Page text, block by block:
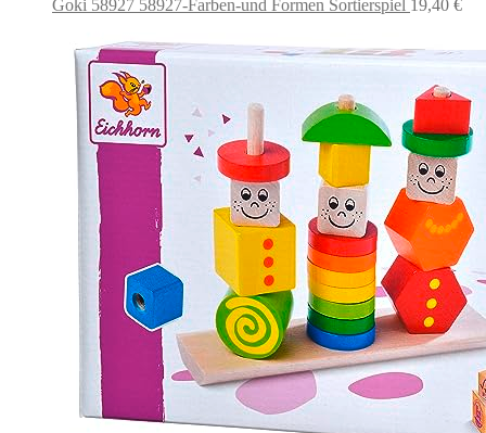
Goki 58927 58927-Farben-und Formen Sortierspiel 19,40 €